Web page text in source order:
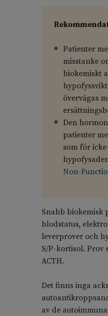
Patienter
misstanke
biokemiskt
övervägas
Den
patienter
som för
Non-
Snabb biokemisk
blodstatus,
leverprover och
S/P-kortisol. Prov
ACTH.
Det finns inga
av de